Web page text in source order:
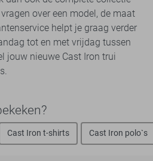
vragen over een model, de maat
helpt je graag verder
tot en met vrijdag tussen
jouw nieuwe Cast Iron trui
Cast Iron t-shirts Cast Iron polo`s